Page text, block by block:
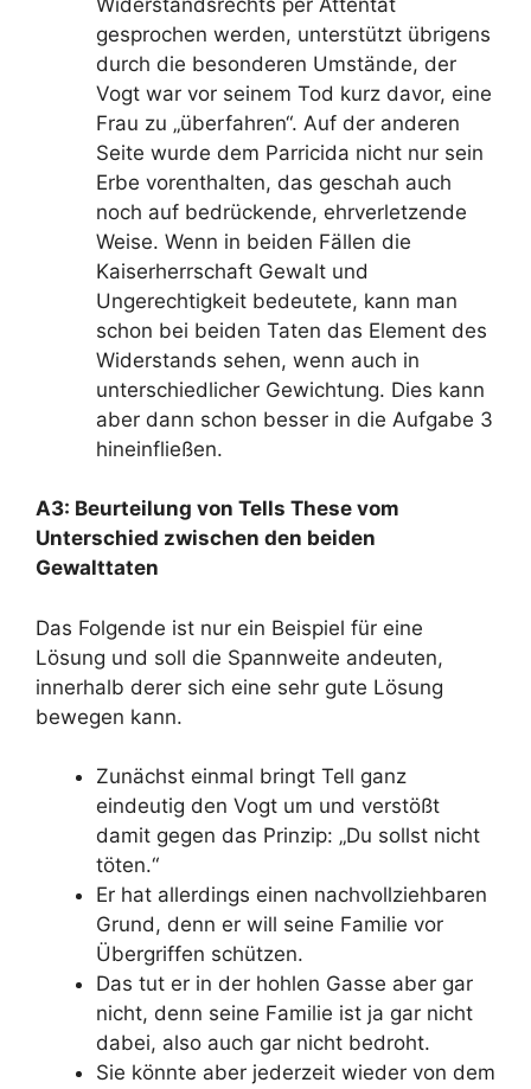
gesprochen werden, unterstützt übrigens
durch die besonderen Umstände, der
Vogt war vor seinem Tod kurz davor, eine
Frau zu „überfahren“. Auf der anderen
Seite wurde dem Parricida nicht nur sein
Erbe vorenthalten, das geschah auch
noch auf bedrückende, ehrverletzende
Weise. Wenn in beiden Fällen die
Kaiserherrschaft Gewalt und
Ungerechtigkeit bedeutete, kann man
schon bei beiden Taten das Element des
Widerstands sehen, wenn auch in
unterschiedlicher Gewichtung. Dies kann
aber dann schon besser in die Aufgabe 3
hineinfließen.
A3: Beurteilung von Tells These vom
Unterschied zwischen den beiden
Gewalttaten
Das Folgende ist nur ein Beispiel für eine
Lösung und soll die Spannweite andeuten,
innerhalb derer sich eine sehr gute Lösung
bewegen kann.
Zunächst einmal bringt Tell ganz
eindeutig den Vogt um und verstößt
damit gegen das Prinzip: „Du sollst nicht
töten.“
Er hat allerdings einen nachvollziehbaren
Grund, denn er will seine Familie vor
Übergriffen schützen.
Das tut er in der hohlen Gasse aber gar
nicht, denn seine Familie ist ja gar nicht
dabei, also auch gar nicht bedroht.
Sie könnte aber jederzeit wieder von dem